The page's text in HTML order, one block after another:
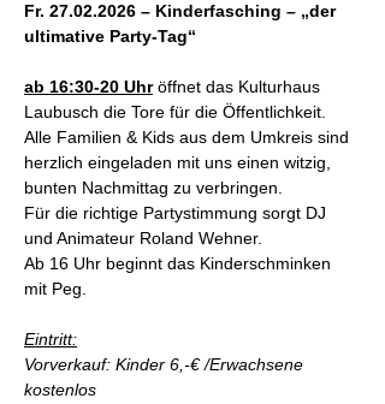
Fr. 27.02.2026 – Kinderfasching – „der
ultimative Party-Tag“
ab 16:30-20 Uhr öffnet das Kulturhaus
Laubusch die Tore für die Öffentlichkeit.
Alle Familien & Kids aus dem Umkreis sind
herzlich eingeladen mit uns einen witzig,
bunten Nachmittag zu verbringen.
​Für die richtige Partystimmung sorgt DJ
und Animateur Roland Wehner.
Ab 16 Uhr beginnt das Kinderschminken
mit Peg.
Eintritt:
Vorverkauf: Kinder 6,-€ /Erwachsene
kostenlos